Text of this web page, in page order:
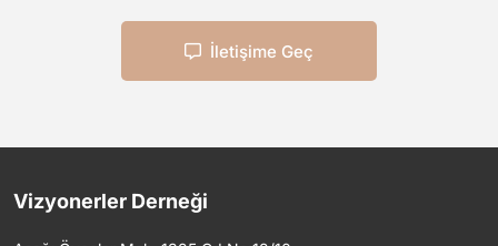
İletişime Geç
Vizyonerler Derneği